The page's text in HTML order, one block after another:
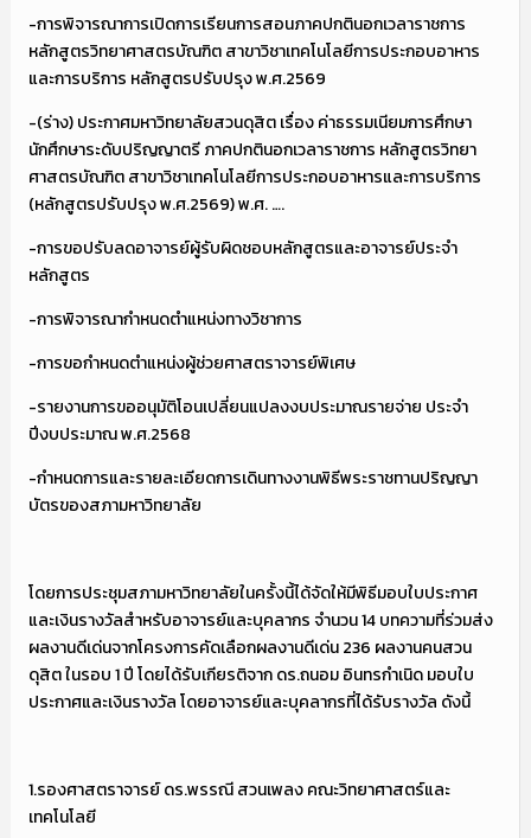
-การพิจารณาการเปิดการเรียนการสอนภาคปกตินอกเวลาราชการ
หลักสูตรวิทยาศาสตรบัณฑิต สาขาวิชาเทคโนโลยีการประกอบอาหาร
และการบริการ หลักสูตรปรับปรุง พ.ศ.2569
-(ร่าง) ประกาศมหาวิทยาลัยสวนดุสิต เรื่อง ค่าธรรมเนียมการศึกษา
นักศึกษาระดับปริญญาตรี ภาคปกตินอกเวลาราชการ หลักสูตรวิทยา
ศาสตรบัณฑิต สาขาวิชาเทคโนโลยีการประกอบอาหารและการบริการ
(หลักสูตรปรับปรุง พ.ศ.2569) พ.ศ. ….
-การขอปรับลดอาจารย์ผู้รับผิดชอบหลักสูตรและอาจารย์ประจำ
หลักสูตร
-การพิจารณากำหนดตำแหน่งทางวิชาการ
-การขอกำหนดตำแหน่งผู้ช่วยศาสตราจารย์พิเศษ
-รายงานการขออนุมัติโอนเปลี่ยนแปลงงบประมาณรายจ่าย ประจำ
ปีงบประมาณ พ.ศ.2568
-กำหนดการและรายละเอียดการเดินทางงานพิธีพระราชทานปริญญา
บัตรของสภามหาวิทยาลัย
โดยการประชุมสภามหาวิทยาลัยในครั้งนี้ได้จัดให้มีพิธีมอบใบประกาศ
และเงินรางวัลสำหรับอาจารย์และบุคลากร จำนวน 14 บทความที่ร่วมส่ง
ผลงานดีเด่นจากโครงการคัดเลือกผลงานดีเด่น 236 ผลงานคนสวน
ดุสิต ในรอบ 1 ปี โดยได้รับเกียรติจาก ดร.ถนอม อินทรกำเนิด มอบใบ
ประกาศและเงินรางวัล โดยอาจารย์และบุคลากรที่ได้รับรางวัล ดังนี้
1.รองศาสตราจารย์ ดร.พรรณี สวนเพลง คณะวิทยาศาสตร์และ
เทคโนโลยี